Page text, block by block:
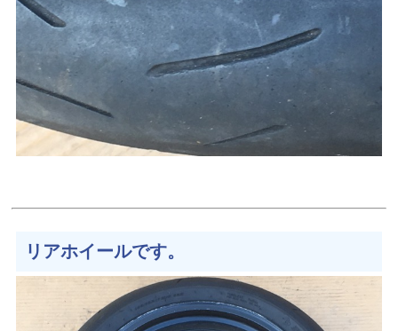
リアホイールです。